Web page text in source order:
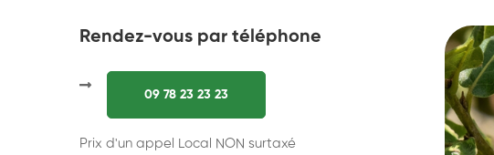
Rendez-vous par téléphone
09 78 23 23 23
Prix d'un appel Local NON surtaxé